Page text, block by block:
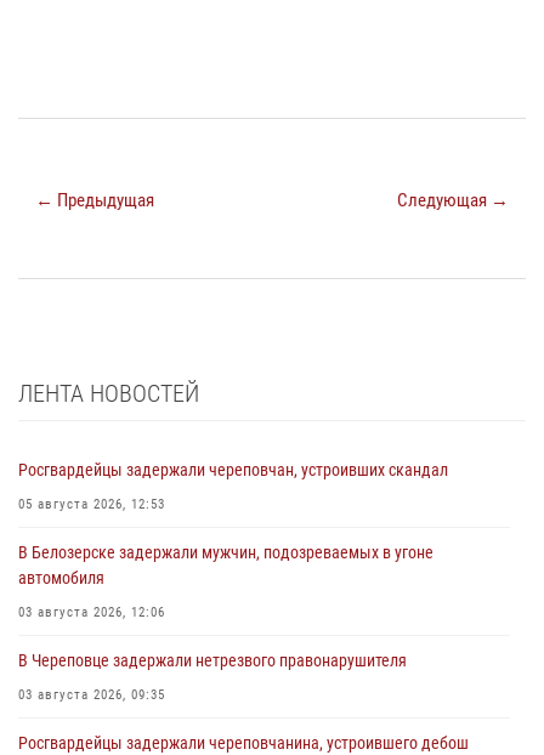
← Предыдущая Следующая →
ЛЕНТА НОВОСТЕЙ
Росгвардейцы задержали череповчан, устроивших скандал
05 августа 2026, 12:53
В Белозерске задержали мужчин, подозреваемых в угоне
автомобиля
03 августа 2026, 12:06
В Череповце задержали нетрезвого правонарушителя
03 августа 2026, 09:35
Росгвардейцы задержали череповчанина, устроившего дебош